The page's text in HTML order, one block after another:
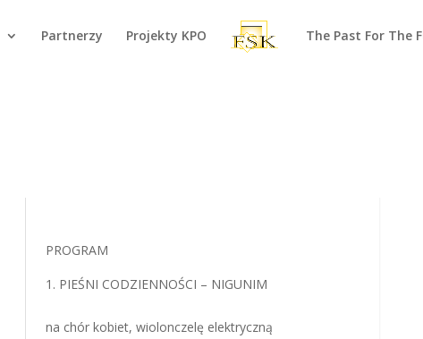
Partnerzy Projekty KPO The Past For The
PROGRAM
PIEŚNI CODZIENNOŚCI – NIGUNIM
na chór kobiet, wiolonczelę elektryczną